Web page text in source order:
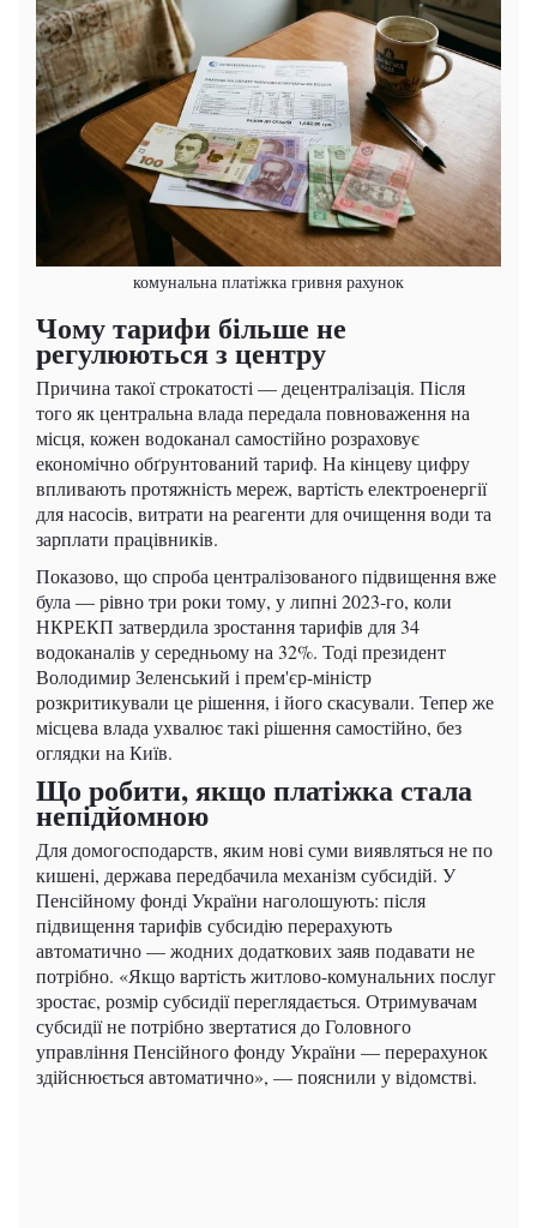
комунальна платіжка гривня рахунок
Чому тарифи більше не
регулюються з центру
Причина такої строкатості — децентралізація. Після
того як центральна влада передала повноваження на
місця, кожен водоканал самостійно розраховує
економічно обґрунтований тариф. На кінцеву цифру
впливають протяжність мереж, вартість електроенергії
для насосів, витрати на реагенти для очищення води та
зарплати працівників.
Показово, що спроба централізованого підвищення вже
була — рівно три роки тому, у липні 2023-го, коли
НКРЕКП затвердила зростання тарифів для 34
водоканалів у середньому на 32%. Тоді президент
Володимир Зеленський і прем'єр-міністр
розкритикували це рішення, і його скасували. Тепер же
місцева влада ухвалює такі рішення самостійно, без
оглядки на Київ.
Що робити, якщо платіжка стала
непідйомною
Для домогосподарств, яким нові суми виявляться не по
кишені, держава передбачила механізм субсидій. У
Пенсійному фонді України наголошують: після
підвищення тарифів субсидію перерахують
автоматично — жодних додаткових заяв подавати не
потрібно. «Якщо вартість житлово-комунальних послуг
зростає, розмір субсидії переглядається. Отримувачам
субсидії не потрібно звертатися до Головного
управління Пенсійного фонду України — перерахунок
здійснюється автоматично», — пояснили у відомстві.